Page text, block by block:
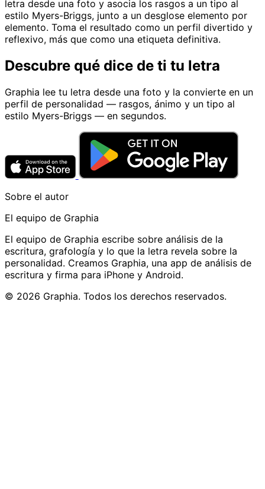
letra desde una foto y asocia los rasgos a un tipo al
estilo Myers-Briggs, junto a un desglose elemento por
elemento. Toma el resultado como un perfil divertido y
reflexivo, más que como una etiqueta definitiva.
Descubre qué dice de ti tu letra
Graphia lee tu letra desde una foto y la convierte en un
perfil de personalidad — rasgos, ánimo y un tipo al
estilo Myers-Briggs — en segundos.
Sobre el autor
El equipo de Graphia
El equipo de Graphia escribe sobre análisis de la
escritura, grafología y lo que la letra revela sobre la
personalidad. Creamos Graphia, una app de análisis de
escritura y firma para iPhone y Android.
© 2026 Graphia. Todos los derechos reservados.